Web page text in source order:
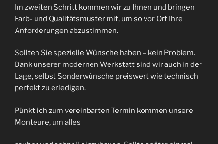
Im zweiten Schritt kommen wir zu Ihnen und bringen
Farb- und Qualitätsmuster mit, um so vor Ort Ihre
Anforderungen abzustimmen.
Sollten Sie spezielle Wünsche haben – kein Problem.
Dank unserer modernen Werkstatt sind wir auch in der
Lage, selbst Sonderwünsche preiswert wie technisch
perfekt zu erledigen.
Pünktlich zum vereinbarten Termin kommen unsere
Monteure, um alles